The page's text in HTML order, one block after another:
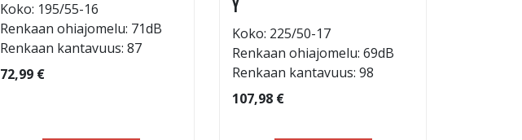
Koko: 195/55-16
Renkaan ohiajomelu: 71dB
Renkaan kantavuus: 87
72,99 €
Y
Koko: 225/50-17
Renkaan ohiajomelu: 69dB
Renkaan kantavuus: 98
107,98 €